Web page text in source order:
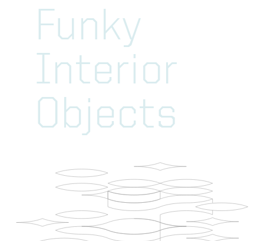
Funky
Interior
Objects